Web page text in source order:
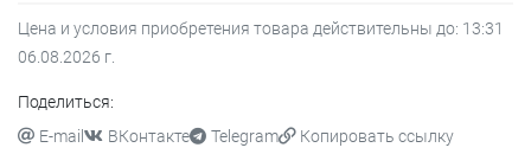
Цена и условия приобретения товара действительны до: 13:31
06.08.2026 г.
Поделиться:
E-mail
ВКонтакте Telegram Копировать ссылку